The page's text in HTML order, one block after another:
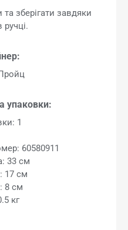
зберігати завдяки
ручці.
упаковки:
1
60580911
33 см
17 см
8 см
кг